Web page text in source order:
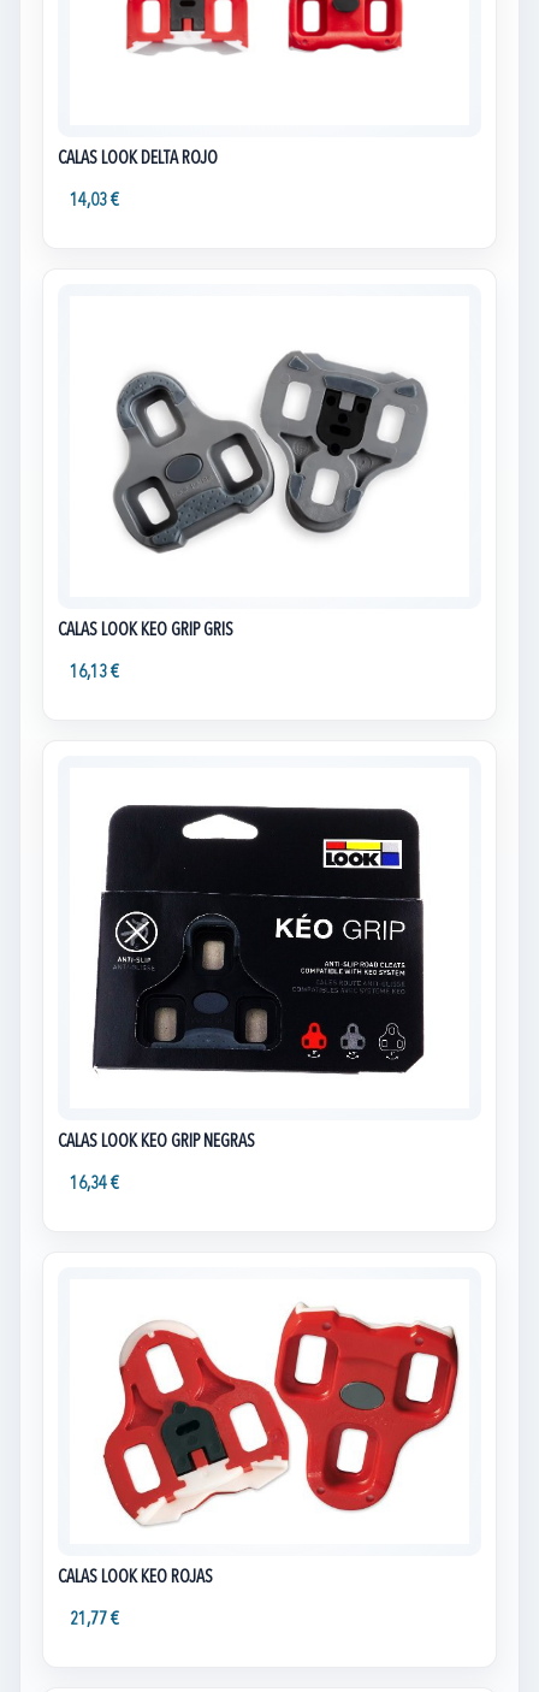
CALAS LOOK DELTA ROJO
14,03 €
CALAS LOOK KEO GRIP GRIS
16,13 €
CALAS LOOK KEO GRIP NEGRAS
16,34 €
CALAS LOOK KEO ROJAS
21,77 €